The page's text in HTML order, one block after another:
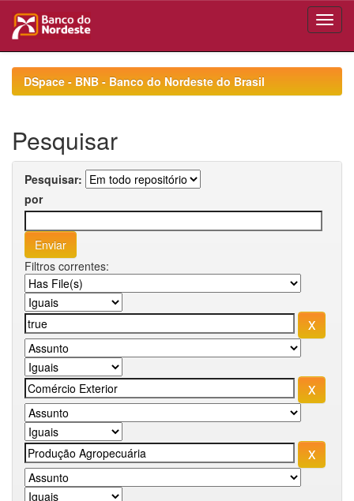
navigationDSpace - BNB - Banco do Nordeste do Brasil
Pesquisar
Pesquisar:
por
Filtros correntes: